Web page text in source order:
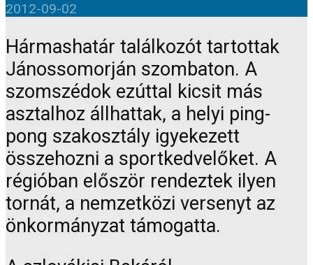
2012-09-02
Hármashatár találkozót tartottak
Jánossomorján szombaton. A
szomszédok ezúttal kicsit más
asztalhoz állhattak, a helyi ping-
pong szakosztály igyekezett
összehozni a sportkedvelőket. A
régióban először rendeztek ilyen
tornát, a nemzetközi versenyt az
önkormányzat támogatta.